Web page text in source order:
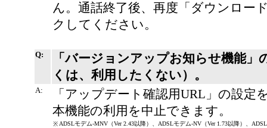
ん。通話終了後、再度「ダウンロー
クしてください。
Q:
「バージョンアップお知らせ機能
くは、利用したくない）。
A:
「アップデート確認用URL」の設定
本機能の利用を中止できます。
※ ADSLモデム‐MNV（Ver 2.43以降）、ADSLモデム‐NV（Ver 1.73以降）、